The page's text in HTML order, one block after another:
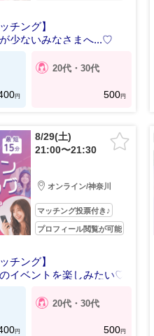
チング】
少ないみなさまへ...♡
円
20代・30代
500円
8/29(土)
21:00〜21:30
オンライン/神奈川
マッチング投票付き♪
プロフィール閲覧が可能
チング】
イベントを楽しみたい♡
円
20代・30代
500円